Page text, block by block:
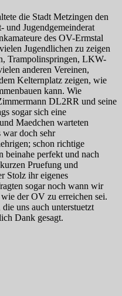
die Stadt Metzingen den
und Jugendgemeinderat
des OV-Ermstal
Jugendlichen zu zeigen
Trampolinspringen, LKW-
anderen Vereinen,
Kelternplatz zeigen, wie
kann. Wie
DL2RR und seine
sogar sich eine
Maedchen warteten
war doch sehr
schon richtige
beinahe perfekt und nach
Pruefung und
Stolz ihr eigenes
sogar noch wann wir
der OV zu erreichen sei.
uns auch unterstuetzt
Dank gesagt.